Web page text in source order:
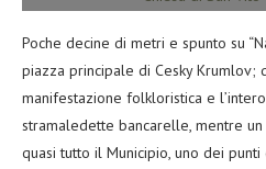
Poche decine di metri e spunto su
piazza principale di Cesky Krumlov;
manifestazione folkloristica e
stramaledette bancarelle, mentre
quasi tutto il Municipio, uno dei